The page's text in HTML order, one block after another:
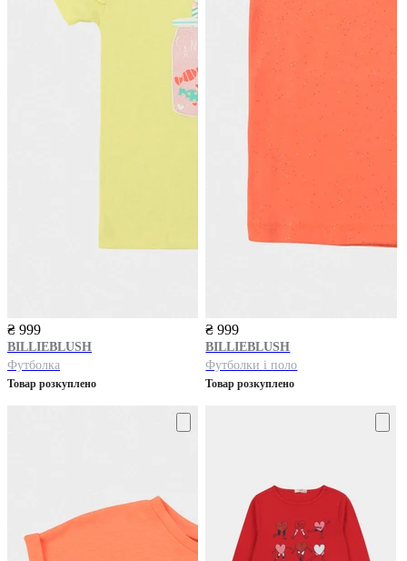
₴ 999
BILLIEBLUSH
Футболка
Товар розкуплено
₴ 999
BILLIEBLUSH
Футболки і поло
Товар розкуплено